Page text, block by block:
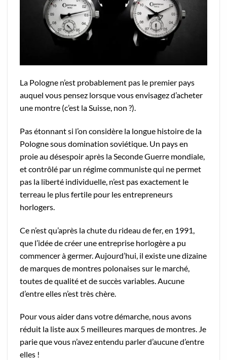
La Pologne n’est probablement pas le premier pays
auquel vous pensez lorsque vous envisagez d’acheter
une montre (c’est la Suisse, non ?).
Pas étonnant si l’on considère la longue histoire de la
Pologne sous domination soviétique. Un pays en
proie au désespoir après la Seconde Guerre mondiale,
et contrôlé par un régime communiste qui ne permet
pas la liberté individuelle, n’est pas exactement le
terreau le plus fertile pour les entrepreneurs
horlogers.
Ce n’est qu’après la chute du rideau de fer, en 1991,
que l’idée de créer une entreprise horlogère a pu
commencer à germer. Aujourd’hui, il existe une dizaine
de marques de montres polonaises sur le marché,
toutes de qualité et de succès variables. Aucune
d’entre elles n’est très chère.
Pour vous aider dans votre démarche, nous avons
réduit la liste aux 5 meilleures marques de montres. Je
parie que vous n’avez entendu parler d’aucune d’entre
elles !